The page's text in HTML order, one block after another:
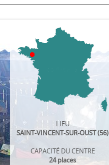
LIEU
SAINT-VINCENT-SUR-OUST (56)
CAPACITÉ DU CENTRE
24 places